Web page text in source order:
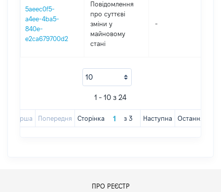
5aeec0f5-
a4ee-4ba5-
840e-
e2ca679700d2
Повідомлення
про суттєві
зміни y
майновому
стані
-
1 - 10 з 24
Перша Попередня Сторінка з 3 Наступна Остання
ПРО РЕЄСТР